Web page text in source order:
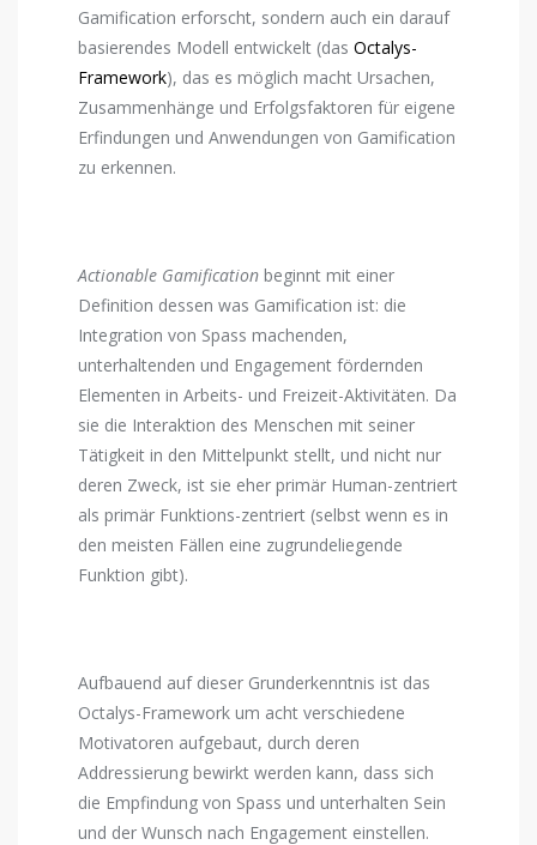
Gamification erforscht, sondern auch ein darauf
basierendes Modell entwickelt (das Octalys-
Framework), das es möglich macht Ursachen,
Zusammenhänge und Erfolgsfaktoren für eigene
Erfindungen und Anwendungen von Gamification
zu erkennen.
Actionable Gamification beginnt mit einer
Definition dessen was Gamification ist: die
Integration von Spass machenden,
unterhaltenden und Engagement fördernden
Elementen in Arbeits- und Freizeit-Aktivitäten. Da
sie die Interaktion des Menschen mit seiner
Tätigkeit in den Mittelpunkt stellt, und nicht nur
deren Zweck, ist sie eher primär Human-zentriert
als primär Funktions-zentriert (selbst wenn es in
den meisten Fällen eine zugrundeliegende
Funktion gibt).
Aufbauend auf dieser Grunderkenntnis ist das
Octalys-Framework um acht verschiedene
Motivatoren aufgebaut, durch deren
Addressierung bewirkt werden kann, dass sich
die Empfindung von Spass und unterhalten Sein
und der Wunsch nach Engagement einstellen.